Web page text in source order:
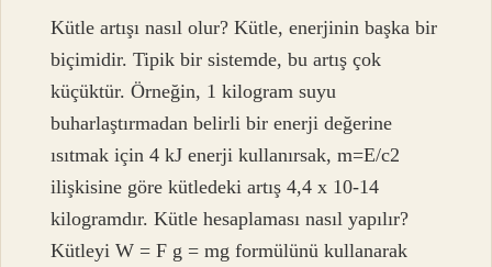
Kütle artışı nasıl olur? Kütle, enerjinin başka bir
biçimidir. Tipik bir sistemde, bu artış çok
küçüktür. Örneğin, 1 kilogram suyu
buharlaştırmadan belirli bir enerji değerine
ısıtmak için 4 kJ enerji kullanırsak, m=E/c2
ilişkisine göre kütledeki artış 4,4 x 10-14
kilogramdır. Kütle hesaplaması nasıl yapılır?
Kütleyi W = F g = mg formülünü kullanarak